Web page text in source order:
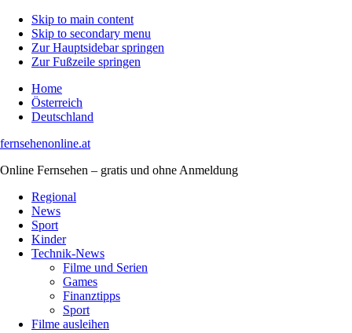
Skip to main content
Skip to secondary menu
Zur Hauptsidebar springen
Zur Fußzeile springen
Home
Österreich
Deutschland
fernsehenonline.at
Online Fernsehen – gratis und ohne Anmeldung
Regional
News
Sport
Kinder
Technik-News
Filme und Serien
Games
Finanztipps
Sport
Filme ausleihen